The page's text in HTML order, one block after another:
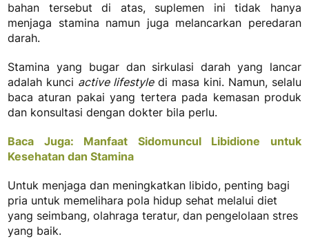
bahan tersebut di atas, suplemen ini tidak hanya
menjaga stamina namun juga melancarkan peredaran
darah.
Stamina yang bugar dan sirkulasi darah yang lancar
adalah kunci active lifestyle di masa kini. Namun, selalu
baca aturan pakai yang tertera pada kemasan produk
dan konsultasi dengan dokter bila perlu.
Baca Juga: Manfaat Sidomuncul Libidione untuk
Kesehatan dan Stamina
Untuk menjaga dan meningkatkan libido, penting bagi
pria untuk memelihara pola hidup sehat melalui diet
yang seimbang, olahraga teratur, dan pengelolaan stres
yang baik.